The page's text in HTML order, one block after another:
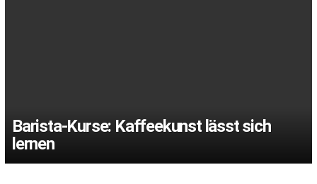
Barista-Kurse: Kaffeekunst lässt sich
lernen